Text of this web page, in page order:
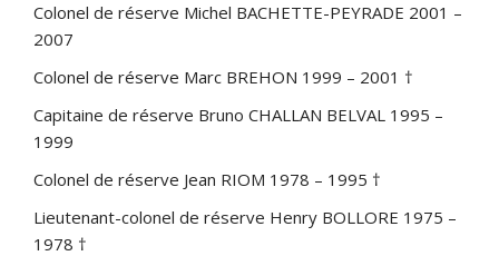
Colonel de réserve Michel BACHETTE-PEYRADE 2001 –
2007
Colonel de réserve Marc BREHON 1999 – 2001 †
Capitaine de réserve Bruno CHALLAN BELVAL 1995 –
1999
Colonel de réserve Jean RIOM 1978 – 1995 †
Lieutenant-colonel de réserve Henry BOLLORE 1975 –
1978 †